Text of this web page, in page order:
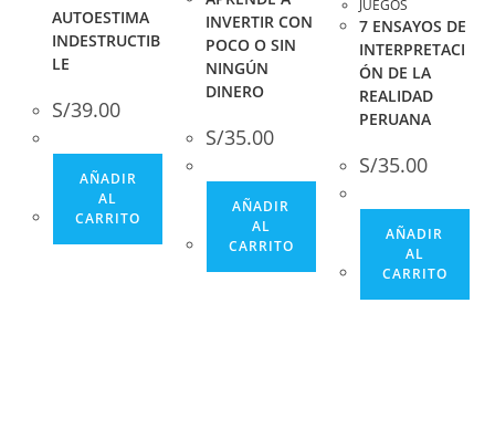
AUTOESTIMA
INDESTRUCTIB
LE
S/39.00
AÑADIR
AL
CARRITO
INVERTIR CON
POCO O SIN
NINGÚN
DINERO
S/35.00
AÑADIR
AL
CARRITO
JUEGOS
7 ENSAYOS DE
INTERPRETACI
ÓN DE LA
REALIDAD
PERUANA
S/35.00
AÑADIR
AL
CARRITO